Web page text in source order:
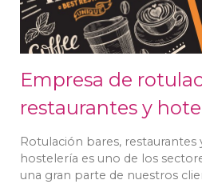
Empresa de
restaurantes y
Rotulación bares, restaurantes
hostelería es uno de los
una gran parte de nuestros